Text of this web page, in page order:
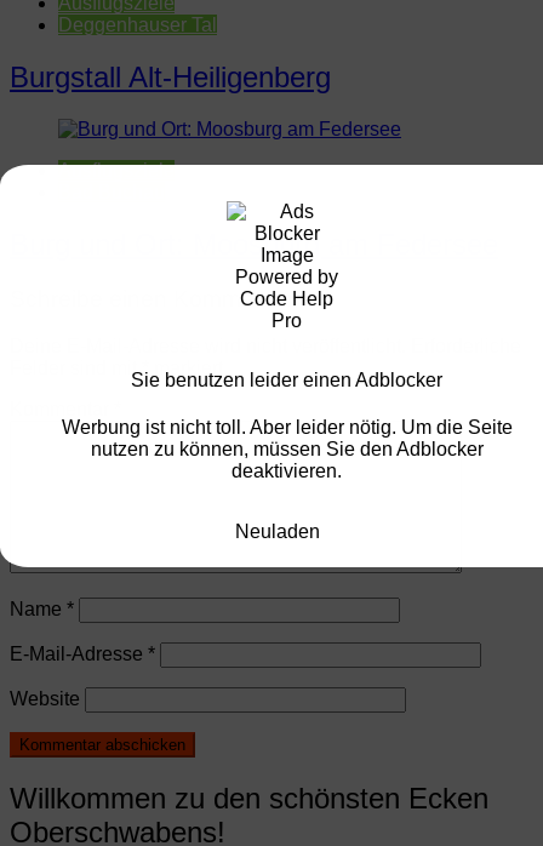
Deggenhauser Tal
Burgstall Alt-Heiligenberg
Ausflugsziele
Burg und Ort: Moosburg am Federsee
Schreibe einen Kommentar
Felder sind mit* markiert
Name *
E-Mail-Adresse *
Website
Willkommen zu den schönsten Ecken
Oberschwabens!
Sie benutzen leider einen Adblocker
Werbung ist nicht toll. Aber leider nötig. Um die Seite
nutzen zu können, müssen Sie den Adblocker
deaktivieren.
Neuladen